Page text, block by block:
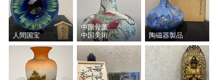
人間国宝
中国骨董
中国美術
陶磁器製品